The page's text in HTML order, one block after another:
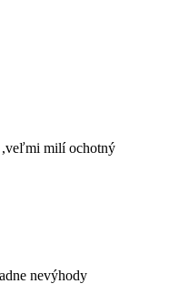
,veľmi milí ochotný
nevýhody